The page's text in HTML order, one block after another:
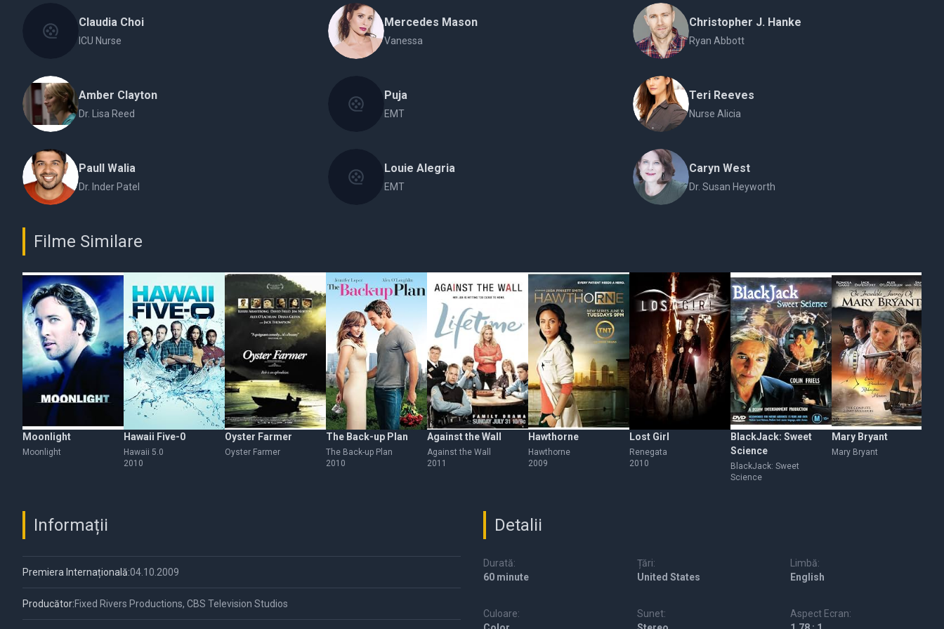
Claudia Choi
ICU Nurse
Mercedes Mason
Vanessa
Christopher J. Hanke
Ryan Abbott
Amber Clayton
Dr. Lisa Reed
Puja
EMT
Teri Reeves
Nurse Alicia
Paull Walia
Dr. Inder Patel
Louie Alegria
EMT
Caryn West
Dr. Susan Heyworth
Filme Similare
Moonlight
Moonlight
Hawaii Five-0
Hawaii 5.0
2010
Oyster Farmer
Oyster Farmer
The Back-up Plan
The Back-up Plan
2010
Against the Wall
Against the Wall
2011
Hawthorne
Hawthorne
2009
Lost Girl
Renegata
2010
BlackJack: Sweet
Science
BlackJack: Sweet
Science
Mary Bryant
Mary Bryant
Informații
Premiera Internațională:04.10.2009
Producător:Fixed Rivers Productions, CBS Television Studios
Detalii
Durată:
60 minute
Țări:
United States
Limbă:
English
Culoare:
Sunet:
Aspect Ecran: